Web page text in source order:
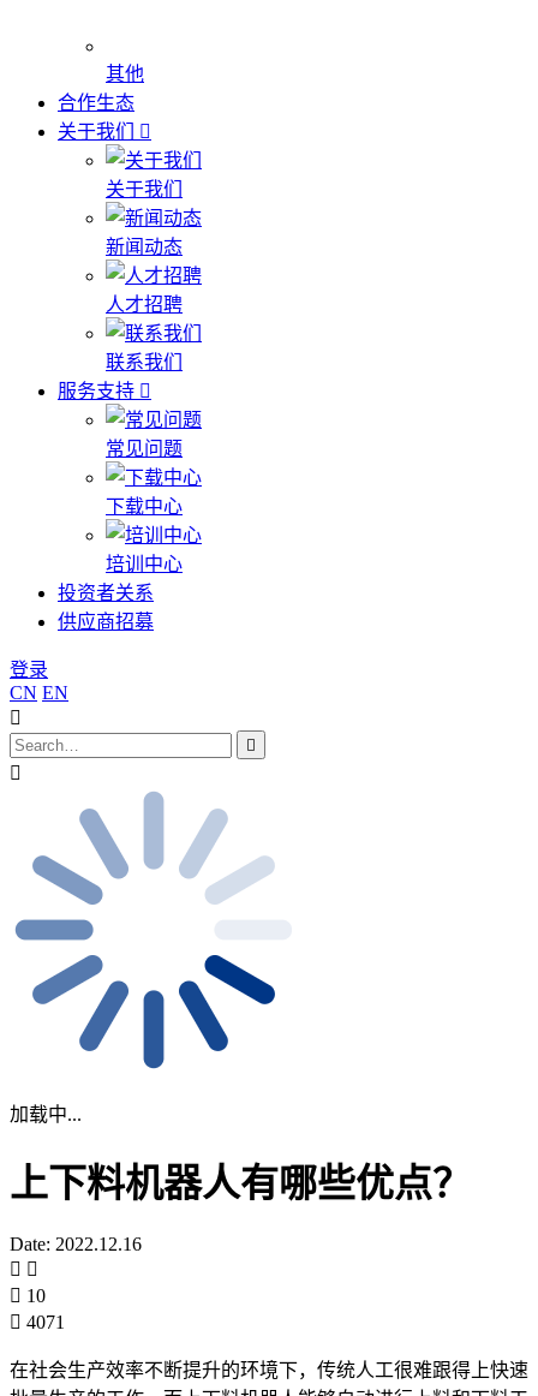
其他
合作生态
关于我们
关于我们
新闻动态
人才招聘
联系我们
服务支持
常见问题
下载中心
培训中心
投资者关系
供应商招募
登录
CN EN
加载中...
上下料机器人有哪些优点？
Date: 2022.12.16
10
4071
在社会生产效率不断提升的环境下，传统人工很难跟得上快速